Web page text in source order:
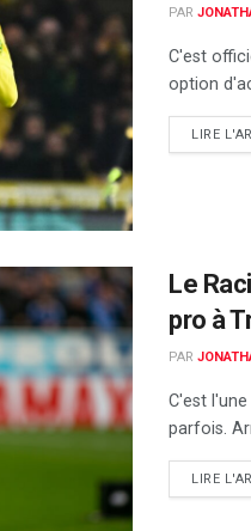
PAR
C'est
option
LIRE
Le
pro à
PAR
C'est
parfois.
LIRE